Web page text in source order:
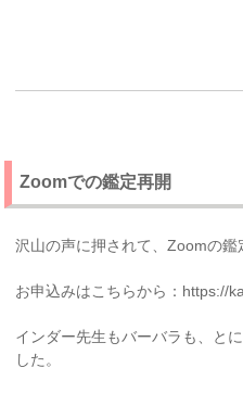
Zoomでの鑑定再開
沢山の声に押されて、Zoomの鑑
お申込みはこちらから：https://
インダー先生もバーバラも、と
した。